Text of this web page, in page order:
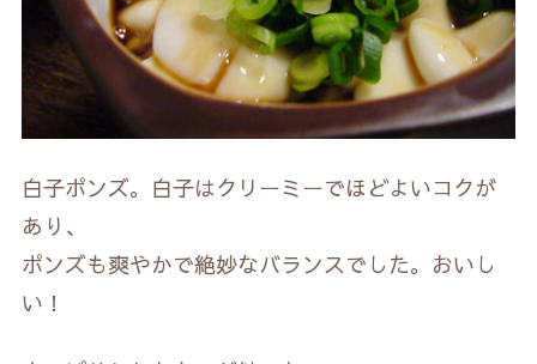
白子ポンズ。白子はクリーミーでほどよいコクが
あり、
ポンズも爽やかで絶妙なバランスでした。おいし
い！